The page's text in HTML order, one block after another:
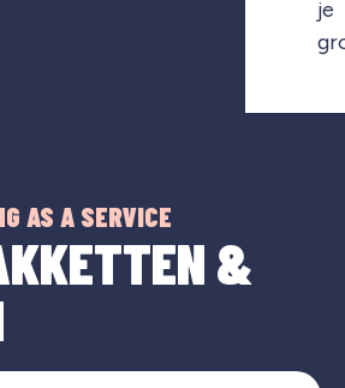
je
AS A SERVICE
&